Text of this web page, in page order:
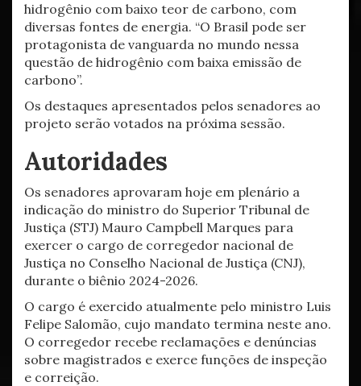
hidrogênio com baixo teor de carbono, com
diversas fontes de energia. “O Brasil pode ser
protagonista de vanguarda no mundo nessa
questão de hidrogênio com baixa emissão de
carbono”.
Os destaques apresentados pelos senadores ao
projeto serão votados na próxima sessão.
Autoridades
Os senadores aprovaram hoje em plenário a
indicação do ministro do Superior Tribunal de
Justiça (STJ) Mauro Campbell Marques para
exercer o cargo de corregedor nacional de
Justiça no Conselho Nacional de Justiça (CNJ),
durante o biênio 2024-2026.
O cargo é exercido atualmente pelo ministro Luis
Felipe Salomão, cujo mandato termina neste ano.
O corregedor recebe reclamações e denúncias
sobre magistrados e exerce funções de inspeção
e correição.